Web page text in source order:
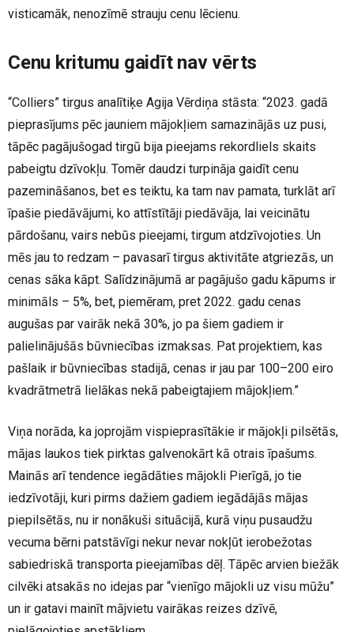
visticamāk, nenozīmē strauju cenu lēcienu.
Cenu kritumu gaidīt nav vērts
“Colliers” tirgus analītiķe Agija Vērdiņa stāsta: “2023. gadā
pieprasījums pēc jauniem mājokļiem samazinājās uz pusi,
tāpēc pagājušogad tirgū bija pieejams rekordliels skaits
pabeigtu dzīvokļu. Tomēr daudzi turpināja gaidīt cenu
pazemināšanos, bet es teiktu, ka tam nav pamata, turklāt arī
īpašie piedāvājumi, ko attīstītāji piedāvāja, lai veicinātu
pārdošanu, vairs nebūs pieejami, tirgum atdzīvojoties. Un
mēs jau to redzam – pavasarī tirgus aktivitāte atgriezās, un
cenas sāka kāpt. Salīdzinājumā ar pagājušo gadu kāpums ir
minimāls – 5%, bet, piemēram, pret 2022. gadu cenas
augušas par vairāk nekā 30%, jo pa šiem gadiem ir
palielinājušās būvniecības izmaksas. Pat projektiem, kas
pašlaik ir būvniecības stadijā, cenas ir jau par 100–200 eiro
kvadrātmetrā lielākas nekā pabeigtajiem mājokļiem.”
Viņa norāda, ka joprojām vispieprasītākie ir mājokļi pilsētās,
mājas laukos tiek pirktas galvenokārt kā otrais īpašums.
Mainās arī tendence iegādāties mājokli Pierīgā, jo tie
iedzīvotāji, kuri pirms dažiem gadiem iegādājās mājas
piepilsētās, nu ir nonākuši situācijā, kurā viņu pusaudžu
vecuma bērni patstāvīgi nekur nevar nokļūt ierobežotas
sabiedriskā transporta pieejamības dēļ. Tāpēc arvien biežāk
cilvēki atsakās no idejas par “vienīgo mājokli uz visu mūžu”
un ir gatavi mainīt mājvietu vairākas reizes dzīvē,